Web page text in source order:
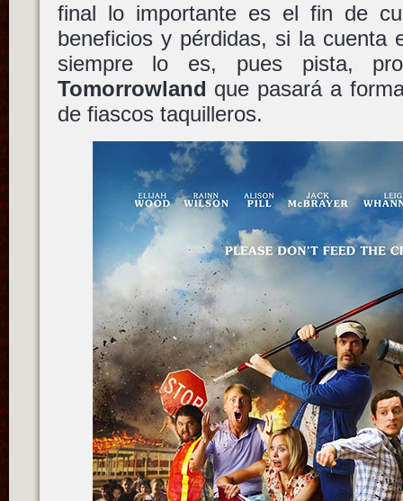
final lo importante es el fin de
beneficios y pérdidas, si la cuenta
siempre lo es, pues pista,
Tomorrowland que pasará a
de fiascos taquilleros.